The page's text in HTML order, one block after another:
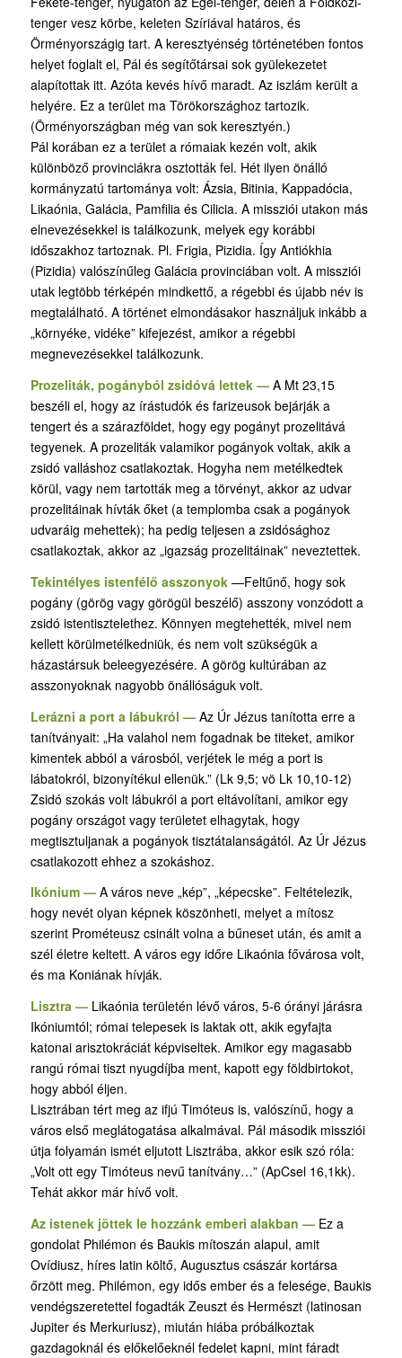
tenger vesz körbe, keleten Szíriával határos, és
Örményországig tart. A keresztyénség történetében fontos
helyet foglalt el, Pál és segítőtársai sok gyülekezetet
alapítottak itt. Azóta kevés hívő maradt. Az iszlám került a
helyére. Ez a terület ma Törökországhoz tartozik.
(Örményországban még van sok keresztyén.)
Pál korában ez a terület a rómaiak kezén volt, akik
különböző provinciákra osztották fel. Hét ilyen önálló
kormányzatú tartománya volt: Ázsia, Bitinia, Kappadócia,
Likaónia, Galácia, Pamfilia és Cilicia. A missziói utakon más
elnevezésekkel is találkozunk, melyek egy korábbi
időszakhoz tartoznak. Pl. Frigia, Pizidia. Így Antiókhia
(Pizidia) valószínűleg Galácia provinciában volt. A missziói
utak legtöbb térképén mindkettő, a régebbi és újabb név is
megtalálható. A történet elmondásakor használjuk inkább a
„környéke, vidéke” kifejezést, amikor a régebbi
megnevezésekkel találkozunk.
Prozeliták, pogányból zsidóvá lettek — A Mt 23,15
beszéli el, hogy az írástudók és farizeusok bejárják a
tengert és a szárazföldet, hogy egy pogányt prozelitává
tegyenek. A prozeliták valamikor pogányok voltak, akik a
zsidó valláshoz csatlakoztak. Hogyha nem metélkedtek
körül, vagy nem tartották meg a törvényt, akkor az udvar
prozelitáinak hívták őket (a templomba csak a pogányok
udvaráig mehettek); ha pedig teljesen a zsidósághoz
csatlakoztak, akkor az „igazság prozelitáinak” neveztettek.
Tekintélyes istenfélő asszonyok —Feltűnő, hogy sok
pogány (görög vagy görögül beszélő) asszony vonzódott a
zsidó istentisztelethez. Könnyen megtehették, mivel nem
kellett körülmetélkedniük, és nem volt szükségük a
házastársuk beleegyezésére. A görög kultúrában az
asszonyoknak nagyobb önállóságuk volt.
Lerázni a port a lábukról — Az Úr Jézus tanította erre a
tanítványait: „Ha valahol nem fogadnak be titeket, amikor
kimentek abból a városból, verjétek le még a port is
lábatokról, bizonyítékul ellenük.” (Lk 9,5; vö Lk 10,10-12)
Zsidó szokás volt lábukról a port eltávolítani, amikor egy
pogány országot vagy területet elhagytak, hogy
megtisztuljanak a pogányok tisztátalanságától. Az Úr Jézus
csatlakozott ehhez a szokáshoz.
Ikónium — A város neve „kép”, „képecske”. Feltételezik,
hogy nevét olyan képnek köszönheti, melyet a mítosz
szerint Prométeusz csinált volna a bűneset után, és amit a
szél életre keltett. A város egy időre Likaónia fővárosa volt,
és ma Koniának hívják.
Lisztra — Likaónia területén lévő város, 5-6 órányi járásra
Ikóniumtól; római telepesek is laktak ott, akik egyfajta
katonai arisztokráciát képviseltek. Amikor egy magasabb
rangú római tiszt nyugdíjba ment, kapott egy földbirtokot,
hogy abból éljen.
Lisztrában tért meg az ifjú Timóteus is, valószínű, hogy a
város első meglátogatása alkalmával. Pál második missziói
útja folyamán ismét eljutott Lisztrába, akkor esik szó róla:
„Volt ott egy Timóteus nevű tanítvány…” (ApCsel 16,1kk).
Tehát akkor már hívő volt.
Az istenek jöttek le hozzánk emberi alakban — Ez a
gondolat Philémon és Baukis mítoszán alapul, amit
Ovídiusz, híres latin költő, Augusztus császár kortársa
őrzött meg. Philémon, egy idős ember és a felesége, Baukis
vendégszeretettel fogadták Zeuszt és Hermészt (latinosan
Jupiter és Merkuriusz), miután hiába próbálkoztak
gazdagoknál és előkelőeknél fedelet kapni, mint fáradt